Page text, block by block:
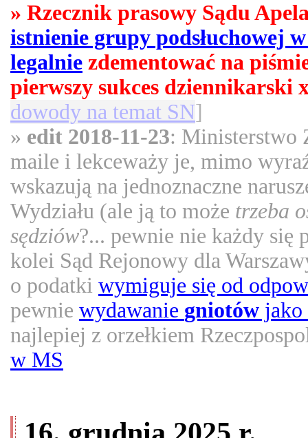
» Rzecznik prasowy Sądu
istnienie grupy podsłuchowej
legalnie zdementować na
pierwszy sukces dziennikarski
dowody na temat SN]
» edit 2018-11-23: Ministerstwo
maile i lekceważy je, mimo
wskazują na jednoznaczne
Wydziału (ale ją to może trzeba
sędziów?... pewnie nie każdy
kolei Sąd Rejonowy dla
o podatki wymiguje się od
pewnie wydawanie gniotów jako
najlepiej z orzełkiem
w MS